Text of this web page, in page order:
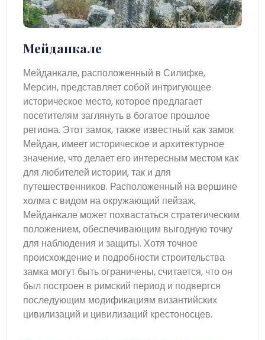
Мейданкале
Мейданкале, расположенный в Силифке,
Мерсин, представляет собой интригующее
историческое место, которое предлагает
посетителям заглянуть в богатое прошлое
региона. Этот замок, также известный как замок
Мейдан, имеет историческое и архитектурное
значение, что делает его интересным местом как
для любителей истории, так и для
путешественников. Расположенный на вершине
холма с видом на окружающий пейзаж,
Мейданкале может похвастаться стратегическим
положением, обеспечивающим выгодную точку
для наблюдения и защиты. Хотя точное
происхождение и подробности строительства
замка могут быть ограничены, считается, что он
был построен в римский период и подвергся
последующим модификациям византийских
цивилизаций и цивилизаций крестоносцев.